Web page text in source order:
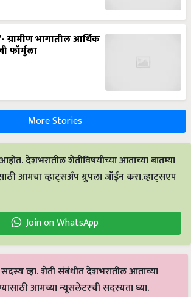
ग्रामीण भागातील आर्थिक
फॉर्मुला
More Stories
देशभरातील शेतीविषयीच्या आताच्या बातम्या
आमचा व्हाट्सअँप ग्रुपला जॉईन करा.व्हाट्सएप
Join on WhatsApp
व्हा. शेती संबंधीत देशभरातील आताच्या
आमच्या न्यूसलेटरची सदस्यता घ्या.